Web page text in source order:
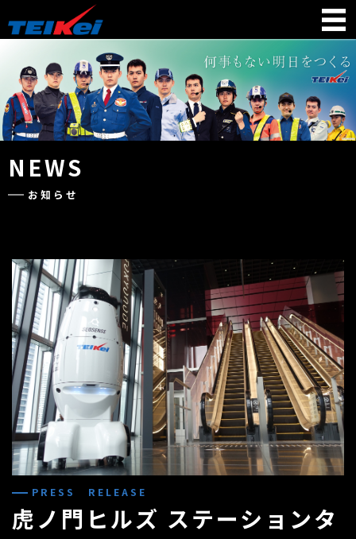
NEWS
お知らせ
PRESS RELEASE
虎ノ門ヒルズ ステーションタ